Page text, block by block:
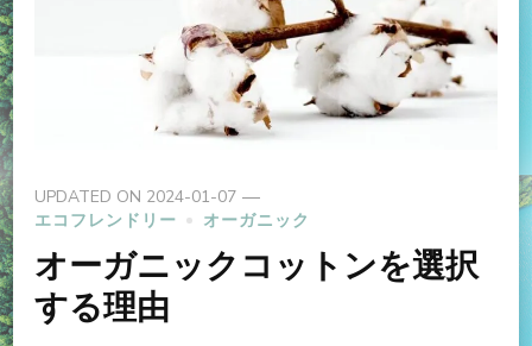
UPDATED ON 2024-01-07
エコフレンドリー
オーガニック
オーガニックコットンを選択
する理由